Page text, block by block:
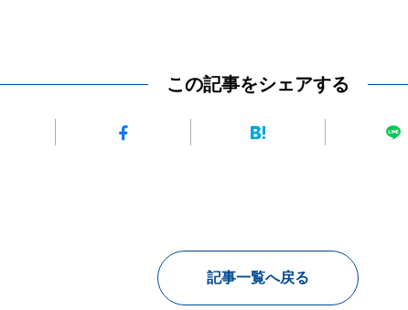
この記事をシェアする
記事一覧へ戻る